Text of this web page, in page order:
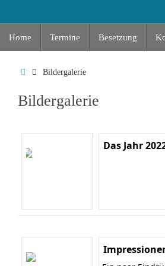
Inhalt
springen
InhaltHome Termine Besetzung
StartBildergalerie
Bildergalerie
Das Jahr